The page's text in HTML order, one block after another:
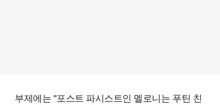
부제에는 "포스트 파시스트인 멜로니는 푸틴 친